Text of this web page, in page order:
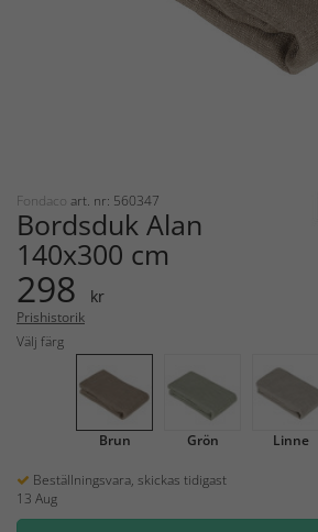
Fondaco art. nr: 560347
Bordsduk Alan
140x300 cm
298 kr
Prishistorik
Välj färg
Brun Grön Linne
Beställningsvara, skickas tidigast
13 Aug